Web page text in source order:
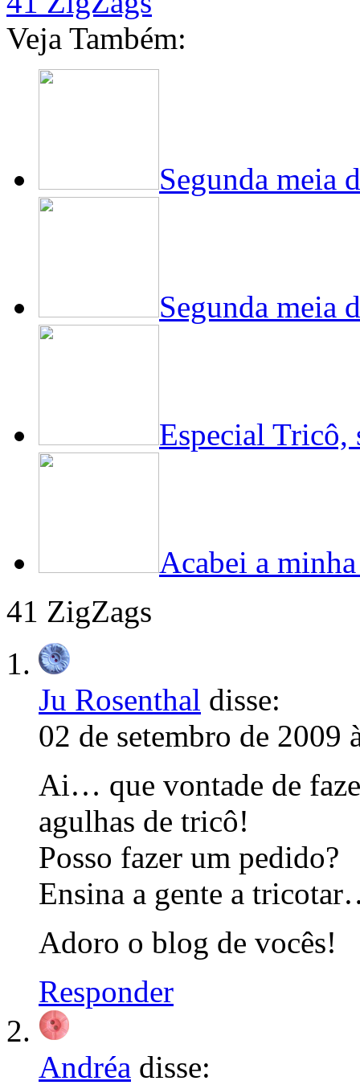
Veja Também:
Segunda meia
Segunda meia
Especial
Acabei a
41 ZigZags
Ju Rosenthal disse:
02 de setembro de 2009
Ai… que vontade de
agulhas de tricô!
Posso fazer um pedido?
Ensina a gente a
Adoro o blog de vocês!
Responder
Andréa disse: